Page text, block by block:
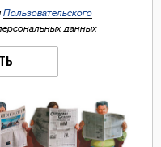
Пользовательского
данных